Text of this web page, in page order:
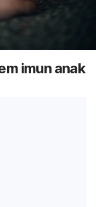
imun anak